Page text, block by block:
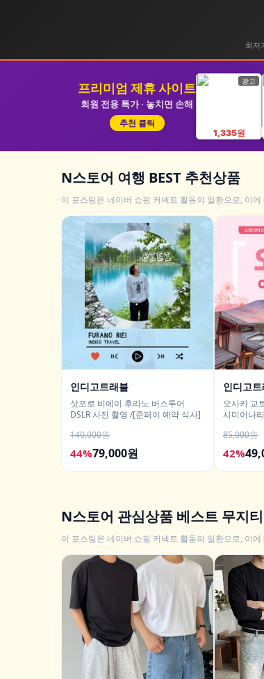
최저
프리미엄 제휴 사이트
회원 전용 특가 · 놓치면 손해
추천 클릭
광고
1,335원
N스토어 여행 BEST 추천상품
이 포스팅은 네이버 쇼핑 커넥트 활동의 일환으로, 이
인디고트래블
삿포로 비에이 후라노 버스투어
DSLR 사진 촬영 /[준페이 예약 식사]
140,000원
44%79,000원
인디고
오사카 교
시미이나
85,000원
42%
N스토어 관심상품 베스트 무지
이 포스팅은 네이버 쇼핑 커넥트 활동의 일환으로, 이